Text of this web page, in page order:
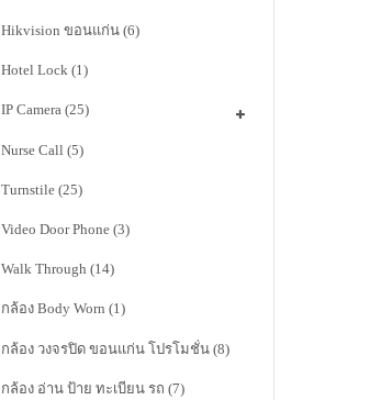
Hikvision ขอนแก่น (6)
Hotel Lock (1)
IP Camera (25)
Nurse Call (5)
Turnstile (25)
Video Door Phone (3)
Walk Through (14)
กล้อง Body Worn (1)
กล้อง วงจรปิด ขอนแก่น โปรโมชั่น (8)
กล้อง อ่าน ป้าย ทะเบียน รถ (7)